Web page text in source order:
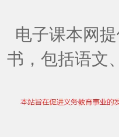
电子课本网
书，包括语文